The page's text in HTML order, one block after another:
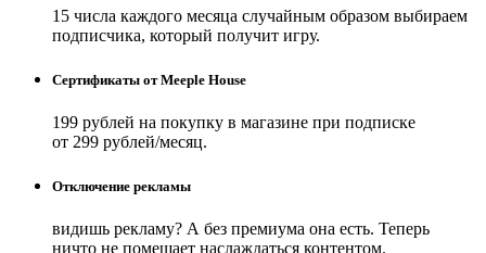
15 числа каждого месяца случайным образом выбираем
подписчика, который получит игру.
Сертификаты от Meeple House
199 рублей на покупку в магазине при подписке
от 299 рублей/месяц.
Отключение рекламы
видишь рекламу? А без премиума она есть. Теперь
ничто не помешает наслаждаться контентом.